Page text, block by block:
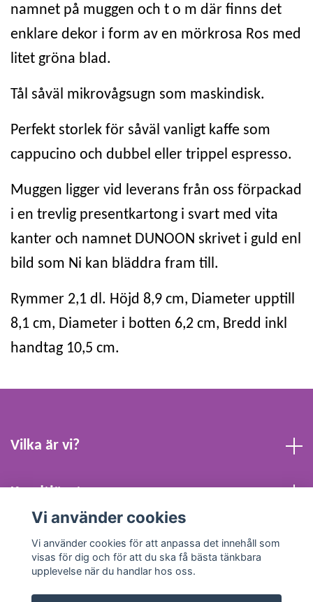
namnet på muggen och t o m där finns det
enklare dekor i form av en mörkrosa Ros med
litet gröna blad.
Tål såväl mikrovågsugn som maskindisk.
Perfekt storlek för såväl vanligt kaffe som
cappucino och dubbel eller trippel espresso.
Muggen ligger vid leverans från oss förpackad
i en trevlig presentkartong i svart med vita
kanter och namnet DUNOON skrivet i guld enl
bild som Ni kan bläddra fram till.
Rymmer 2,1 dl. Höjd 8,9 cm, Diameter upptill
8,1 cm, Diameter i botten 6,2 cm, Bredd inkl
handtag 10,5 cm.
Vilka är vi?
Kundtjänst
Köpvillkor och Kontakt
Vi använder cookies
Vi använder cookies för att anpassa det innehåll som
visas för dig och för att du ska få bästa tänkbara
upplevelse när du handlar hos oss.